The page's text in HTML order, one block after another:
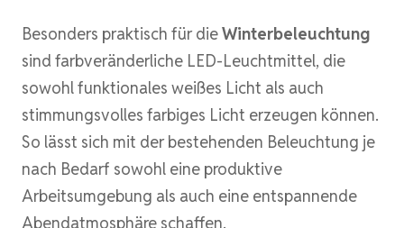
Besonders praktisch für dieWinterbeleuchtung
sind farbveränderliche LED-Leuchtmittel, die
sowohl funktionales weißes Licht als auch
stimmungsvolles farbiges Licht erzeugen können.
So lässt sich mit der bestehenden Beleuchtung je
nach Bedarf sowohl eine produktive
Arbeitsumgebung als auch eine entspannende
Abendatmosphäre schaffen.